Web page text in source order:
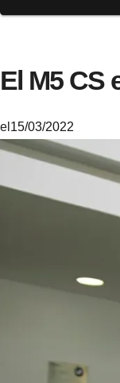
El M5 CS
M
el 15/03/2022